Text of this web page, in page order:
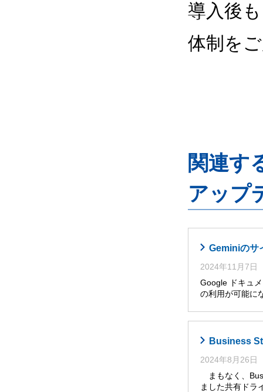
導入後
体制を
関連す
アップ
Geminiのサ
2024年11月7日
Google ドキュ
の利用が可能に
Business
2024年8月26日
まもなく、
ました共有ドラ